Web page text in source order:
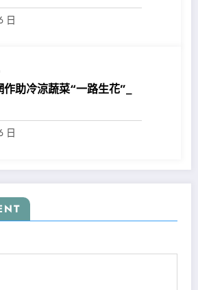
日
助冷涼蔬菜“一路生花”_
日